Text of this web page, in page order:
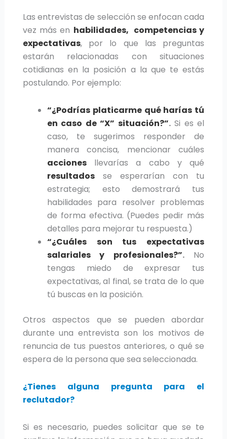
Las entrevistas de selección se enfocan cada
vez más en habilidades, competencias y
expectativas, por lo que las preguntas
estarán relacionadas con situaciones
cotidianas en la posición a la que te estás
postulando. Por ejemplo:
“¿Podrías platicarme qué harías tú
en caso de “X” situación?”.Si es el
caso, te sugerimos responder de
manera concisa, mencionar cuáles
accionesllevarías a cabo y qué
resultadosse esperarían con tu
estrategia; esto demostrará tus
habilidades para resolver problemas
de forma efectiva. (Puedes pedir más
detalles para mejorar tu respuesta.)
“¿Cuáles son tus expectativas
salariales y profesionales?”.No
tengas miedo de expresar tus
expectativas, al final, se trata de lo que
tú buscas en la posición.
Otros aspectos que se pueden abordar
durante una entrevista son los motivos de
renuncia de tus puestos anteriores, o qué se
espera de la persona que sea seleccionada.
¿Tienes alguna pregunta para el
reclutador?
Si es necesario, puedes solicitar que se te